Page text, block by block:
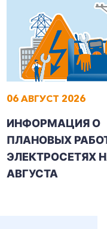
06 АВГУСТ 2026
ИНФОРМАЦИЯ О
ПЛАНОВЫХ
ЭЛЕКТРОСЕТЯХ
АВГУСТА